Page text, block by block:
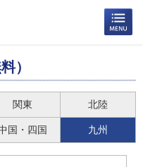
）
関東 北陸
国・四国 九州